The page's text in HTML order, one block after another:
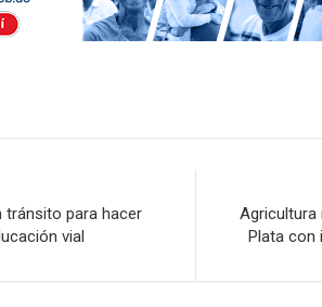
tránsito para hacer
vial
Agricultura
Plata con